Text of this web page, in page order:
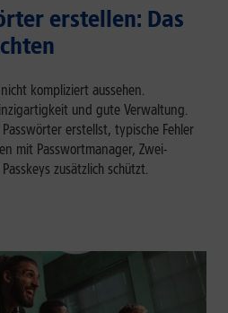
erstellen: Das
kompliziert aussehen.
und gute Verwaltung.
erstellst, typische Fehler
mit Passwortmanager, Zwei-
zusätzlich schützt.